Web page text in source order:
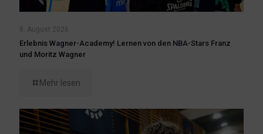
8. August 2026
Erlebnis Wagner-Academy! Lernen von den NBA-Stars Franz
und Moritz Wagner
Mehr lesen